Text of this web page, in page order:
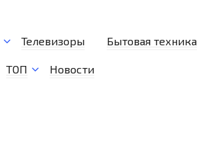
Телевизоры Бытовая техника
ТОП Новости